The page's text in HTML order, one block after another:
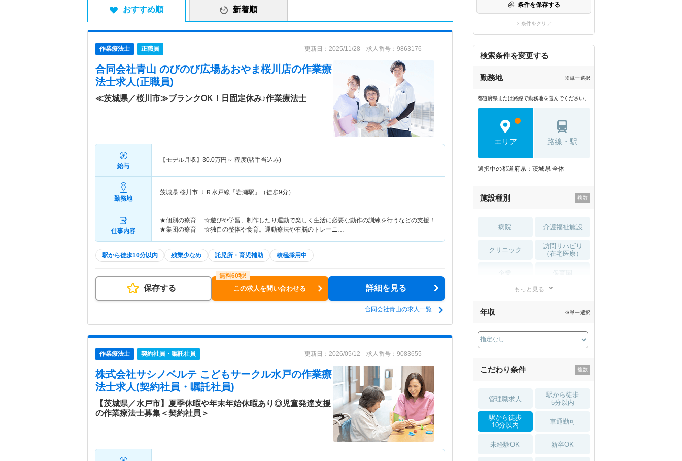
おすすめ順 新着順
作業療法士 正職員 更新日：2025/11/28 求人番号：9863176
合同会社青山 のびのび広場あおやま桜川店の作業療
法士求人(正職員)
≪茨城県／桜川市≫ブランクOK！日固定休み♪作業療法士
給与
【モデル月収】 30.0万円～ 程度(諸手当込み)
勤務地
茨城県 桜川市 ＪＲ水戸線「岩瀬駅」（徒歩9分）
仕事内容
★個別の療育 ☆遊びや学習、制作したり運動で楽しく生活に必要な動作の訓練を行うなどの支援！
★集団の療育 ☆独自の整体や食育。運動療法や右脳のトレーニ…
駅から徒歩10分以内 残業少なめ 託児所・育児補助 積極採用中
保存する この求人を問い合わせる 詳細を見る
合同会社青山の求人一覧
作業療法士 契約社員・嘱託社員 更新日：2026/05/12 求人番号：9083655
株式会社サシノベルテ こどもサークル水戸の作業療
法士求人(契約社員・嘱託社員)
【茨城県／水戸市】夏季休暇や年末年始休暇あり◎児童発達支援
の作業療法士募集＜契約社員＞
条件を保存する
× 条件をクリア
検索条件を変更する
勤務地 ※単一選択
都道府県または路線で勤務地を選んでください。
エリア 路線・駅
選択中の都道府県：茨城県 全体
施設種別
病院 介護福祉施設
クリニック
訪問リハビリ
（在宅医療）
薬局・
もっと見る
年収 ※単一選択
こだわり条件
管理職求人
駅から徒歩
5分以内
駅から徒歩
10分以内
車通勤可
未経験OK 新卒OK